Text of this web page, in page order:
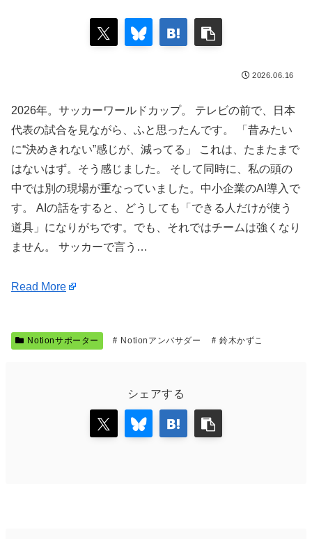
2026.06.16
2026年。サッカーワールドカップ。 テレビの前で、日本
代表の試合を見ながら、ふと思ったんです。 「昔みたい
に“決めきれない”感じが、減ってる」 これは、たまたまで
はないはず。そう感じました。 そして同時に、私の頭の
中では別の現場が重なっていました。中小企業のAI導入で
す。 AIの話をすると、どうしても「できる人だけが使う
道具」になりがちです。でも、それではチームは強くなり
ません。 サッカーで言う…
Read More
Notionサポーター Notionアンバサダー 鈴木かずこ
シェアする